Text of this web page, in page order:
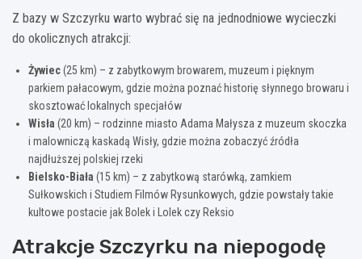
Z bazy w Szczyrku warto wybrać się na jednodniowe wycieczki
do okolicznych atrakcji:
Żywiec(25 km) – z zabytkowym browarem, muzeum i pięknym
parkiem pałacowym, gdzie można poznać historię słynnego browaru i
skosztować lokalnych specjałów
Wisła (20 km) – rodzinne miasto Adama Małysza z muzeum skoczka
i malowniczą kaskadą Wisły, gdzie można zobaczyć źródła
najdłuższej polskiej rzeki
Bielsko-Biała (15 km) – z zabytkową starówką, zamkiem
Sułkowskich i Studiem Filmów Rysunkowych, gdzie powstały takie
kultowe postacie jak Bolek i Lolek czy Reksio
Atrakcje Szczyrku na niepogodę